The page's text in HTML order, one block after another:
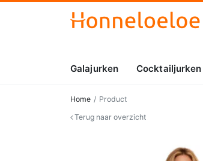
Galajurken Cocktailjurken
Home
Product
Terug naar overzicht